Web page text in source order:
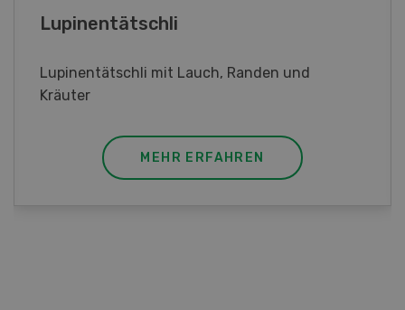
Frühlingsrollen
Frühlingsrollen mit Poulet
MEHR ERFAHREN